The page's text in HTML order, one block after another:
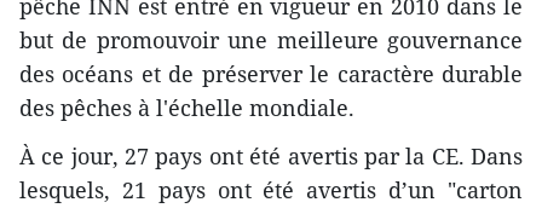
pêche INN est entré en vigueur en 2010 dans le
but de promouvoir une meilleure gouvernance
des océans et de préserver le caractère durable
des pêches à l'échelle mondiale.
À ce jour, 27 pays ont été avertis par la CE. Dans
lesquels, 21 pays ont été avertis d’un "carton